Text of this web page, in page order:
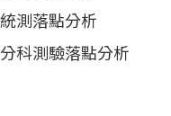
統測落點分析
分科測驗落點分析